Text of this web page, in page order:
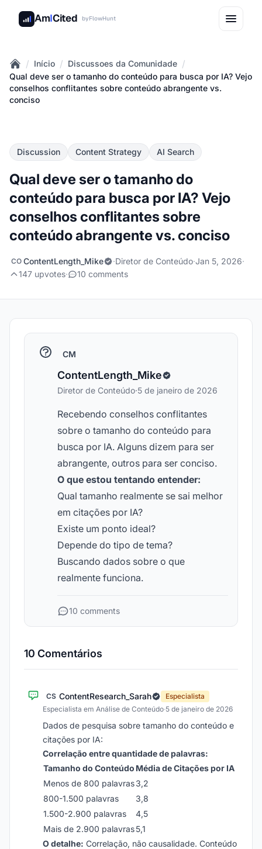
AmICited byFlowHunt
Home
/ Início / Discussoes da Comunidade /
Qual deve ser o tamanho do conteúdo para busca por IA? Vejo
conselhos conflitantes sobre conteúdo abrangente vs.
conciso
Discussion Content Strategy AI Search
Qual deve ser o tamanho do
conteúdo para busca por IA? Vejo
conselhos conflitantes sobre
conteúdo abrangente vs. conciso
CO ContentLength_Mike ·Diretor de Conteúdo·Jan 5, 2026·
147 upvotes· 10 comments
CM
ContentLength_Mike
Diretor de Conteúdo·5 de janeiro de 2026
Recebendo conselhos conflitantes
sobre o tamanho do conteúdo para
busca por IA. Alguns dizem para ser
abrangente, outros para ser conciso.
O que estou tentando entender:
Qual tamanho realmente se sai melhor
em citações por IA?
Existe um ponto ideal?
Depende do tipo de tema?
Buscando dados sobre o que
realmente funciona.
10 comments
10 Comentários
CS ContentResearch_Sarah
Especialista
Especialista em Análise de Conteúdo·5 de janeiro de 2026
Dados de pesquisa sobre tamanho do conteúdo e
citações por IA:
Correlação entre quantidade de palavras:
Tamanho do Conteúdo Média de Citações por IA
Menos de 800 palavras3,2
800-1.500 palavras
3,8
1.500-2.900 palavras
4,5
Mais de 2.900 palavras5,1
O detalhe: Correlação, não causalidade. Conteúdo